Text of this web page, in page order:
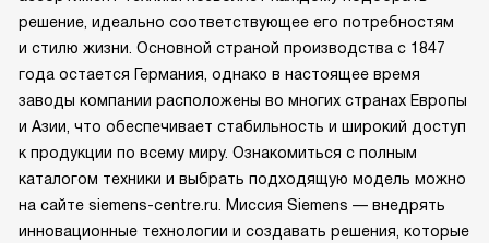
решение, идеально соответствующее его потребностям
и стилю жизни. Основной страной производства с 1847
года остается Германия, однако в настоящее время
заводы компании расположены во многих странах Европы
и Азии, что обеспечивает стабильность и широкий доступ
к продукции по всему миру. Ознакомиться с полным
каталогом техники и выбрать подходящую модель можно
на сайте siemens-centre.ru. Миссия Siemens — внедрять
инновационные технологии и создавать решения, которые